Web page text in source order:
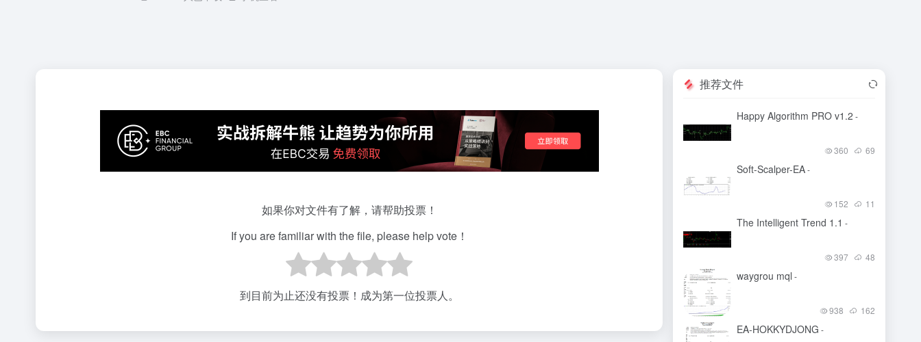
如果你对文件有了解，请帮助投票！
If you are familiar with the file, please help vote！
到目前为止还没有投票！成为第一位投票人。
推荐文件
Happy Algorithm PRO v1.2 -
360 69
Soft-Scalper-EA-
152 11
The Intelligent Trend 1.1 -
397 48
waygrou mql -
938 162
EA-HOKKYDJONG -